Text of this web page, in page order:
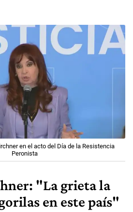
en el acto del Día de la Resistencia
Peronista
"La grieta la
en este país"